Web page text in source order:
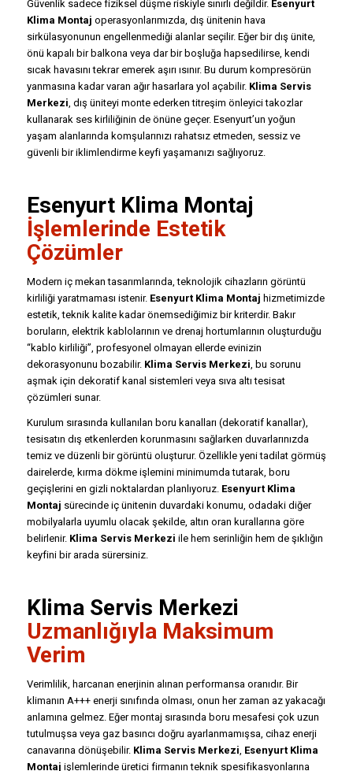
Güvenlik sadece fiziksel düşme riskiyle sınırlı değildir. Esenyurt
Klima Montaj operasyonlarımızda, dış ünitenin hava
sirkülasyonunun engellenmediği alanlar seçilir. Eğer bir dış ünite,
önü kapalı bir balkona veya dar bir boşluğa hapsedilirse, kendi
sıcak havasını tekrar emerek aşırı ısınır. Bu durum kompresörün
yanmasına kadar varan ağır hasarlara yol açabilir. Klima Servis
Merkezi, dış üniteyi monte ederken titreşim önleyici takozlar
kullanarak ses kirliliğinin de önüne geçer. Esenyurt’un yoğun
yaşam alanlarında komşularınızı rahatsız etmeden, sessiz ve
güvenli bir iklimlendirme keyfi yaşamanızı sağlıyoruz.
Esenyurt Klima Montaj
İşlemlerinde Estetik
Çözümler
Modern iç mekan tasarımlarında, teknolojik cihazların görüntü
kirliliği yaratmaması istenir. Esenyurt Klima Montaj hizmetimizde
estetik, teknik kalite kadar önemsediğimiz bir kriterdir. Bakır
boruların, elektrik kablolarının ve drenaj hortumlarının oluşturduğu
“kablo kirliliği”, profesyonel olmayan ellerde evinizin
dekorasyonunu bozabilir. Klima Servis Merkezi, bu sorunu
aşmak için dekoratif kanal sistemleri veya sıva altı tesisat
çözümleri sunar.
Kurulum sırasında kullanılan boru kanalları (dekoratif kanallar),
tesisatın dış etkenlerden korunmasını sağlarken duvarlarınızda
temiz ve düzenli bir görüntü oluşturur. Özellikle yeni tadilat görmüş
dairelerde, kırma dökme işlemini minimumda tutarak, boru
geçişlerini en gizli noktalardan planlıyoruz. Esenyurt Klima
Montaj sürecinde iç ünitenin duvardaki konumu, odadaki diğer
mobilyalarla uyumlu olacak şekilde, altın oran kurallarına göre
belirlenir. Klima Servis Merkezi ile hem serinliğin hem de şıklığın
keyfini bir arada sürersiniz.
Klima Servis Merkezi
Uzmanlığıyla Maksimum
Verim
Verimlilik, harcanan enerjinin alınan performansa oranıdır. Bir
klimanın A+++ enerji sınıfında olması, onun her zaman az yakacağı
anlamına gelmez. Eğer montaj sırasında boru mesafesi çok uzun
tutulmuşsa veya gaz basıncı doğru ayarlanmamışsa, cihaz enerji
canavarına dönüşebilir. Klima Servis Merkezi, Esenyurt Klima
Montaj işlemlerinde üretici firmanın teknik spesifikasyonlarına